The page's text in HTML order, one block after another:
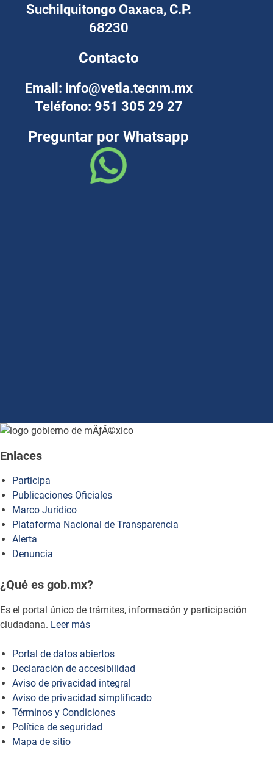
Suchilquitongo Oaxaca, C.P.
68230
Contacto
Email: info@vetla.tecnm.mx
Teléfono: 951 305 29 27
Preguntar por Whatsapp
how to embed google map in website
Enlaces
Participa
Publicaciones Oficiales
Marco Jurídico
Plataforma Nacional de Transparencia
Alerta
Denuncia
¿Qué es gob.mx?
Es el portal único de trámites, información y participación
ciudadana. Leer más
Portal de datos abiertos
Declaración de accesibilidad
Aviso de privacidad integral
Aviso de privacidad simplificado
Términos y Condiciones
Política de seguridad
Mapa de sitio